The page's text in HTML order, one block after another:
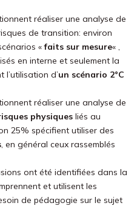
réaliser une analyse de
de transition: environ
«faits sur mesure« ,
en interne et seulement la
l’utilisation d’un scénario 2°C
réaliser une analyse de
physiques liés au
25% spécifient utiliser des
, en général ceux rassemblés
ont été identifiées dans la
et utilisent les
de pédagogie sur le sujet